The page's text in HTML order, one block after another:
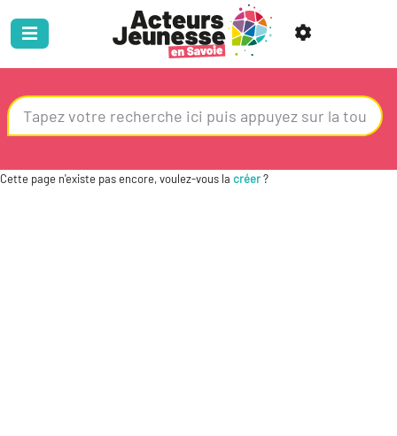
Cette page n'existe pas encore, voulez-vous la créer?